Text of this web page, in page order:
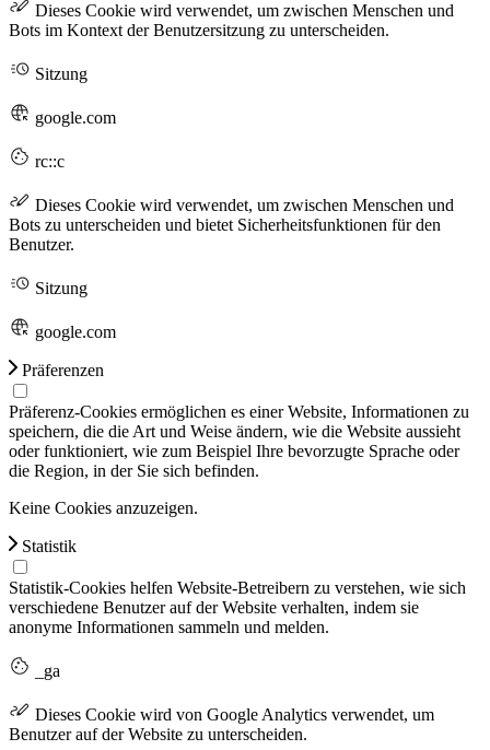
Dieses Cookie wird verwendet, um zwischen Menschen und
Bots im Kontext der Benutzersitzung zu unterscheiden.
Sitzung
google.com
rc::c
Dieses Cookie wird verwendet, um zwischen Menschen und
Bots zu unterscheiden und bietet Sicherheitsfunktionen für den
Benutzer.
Sitzung
google.com
Präferenzen
Präferenz-Cookies ermöglichen es einer Website, Informationen zu
speichern, die die Art und Weise ändern, wie die Website aussieht
oder funktioniert, wie zum Beispiel Ihre bevorzugte Sprache oder
die Region, in der Sie sich befinden.
Keine Cookies anzuzeigen.
Statistik
Statistik-Cookies helfen Website-Betreibern zu verstehen, wie sich
verschiedene Benutzer auf der Website verhalten, indem sie
anonyme Informationen sammeln und melden.
_ga
Dieses Cookie wird von Google Analytics verwendet, um
Benutzer auf der Website zu unterscheiden.